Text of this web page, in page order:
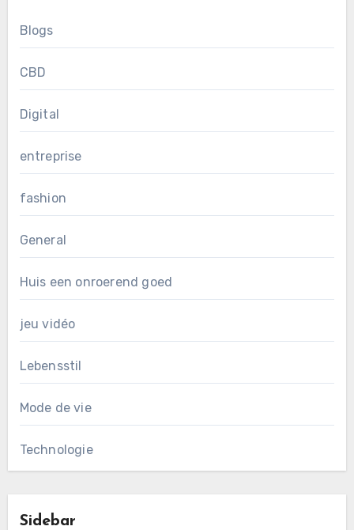
Blogs
CBD
Digital
entreprise
fashion
General
Huis een onroerend goed
jeu vidéo
Lebensstil
Mode de vie
Technologie
Sidebar